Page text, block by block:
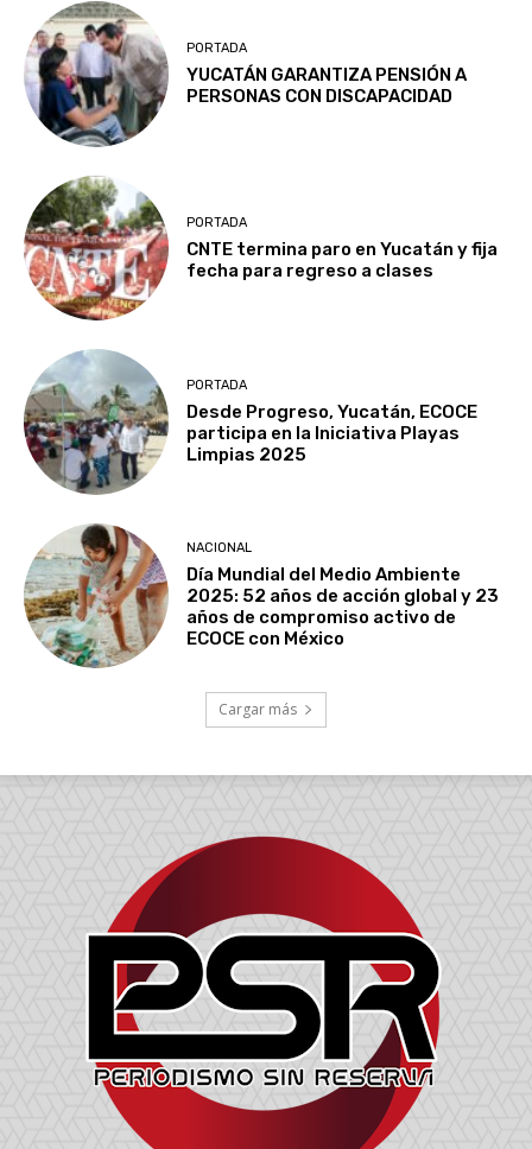
PORTADA
YUCATÁN GARANTIZA PENSIÓN A
PERSONAS CON DISCAPACIDAD
PORTADA
CNTE termina paro en Yucatán y fija
fecha para regreso a clases
PORTADA
Desde Progreso, Yucatán, ECOCE
participa en la Iniciativa Playas
Limpias 2025
NACIONAL
Día Mundial del Medio Ambiente
2025: 52 años de acción global y 23
años de compromiso activo de
ECOCE con México
Cargar más